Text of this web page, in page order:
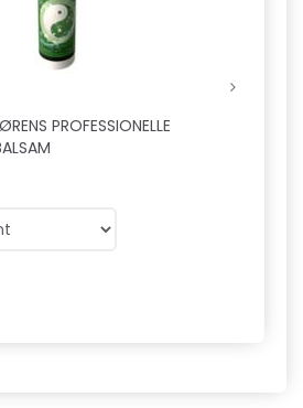
PROFESSIONELLE